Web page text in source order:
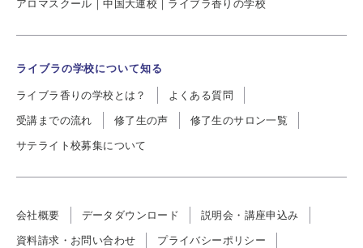
アロマスクール｜中国大連校｜ライブラ香りの学校
ライブラの学校について知る
ライブラ香りの学校とは？ よくある質問
受講までの流れ 修了生の声 修了生のサロン一覧
サテライト校募集について
会社概要 データダウンロード 説明会・講座申込み
資料請求・お問い合わせ プライバシーポリシー